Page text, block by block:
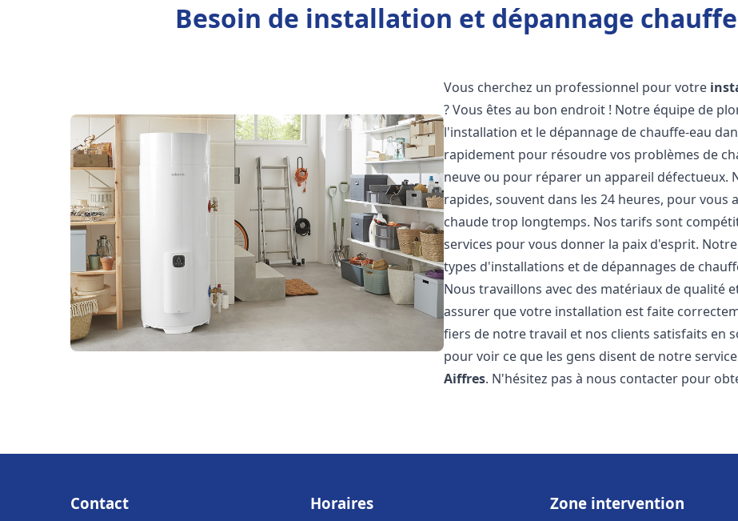
Besoin de installation et dépannage
Vous cherchez un professionnel pour votre
? Vous êtes au bon endroit ! Notre équipe de
l'installation et le dépannage de chauffe-eau
rapidement pour résoudre vos problèmes de
neuve ou pour réparer un appareil défectueux.
rapides, souvent dans les 24 heures, pour vous
chaude trop longtemps. Nos tarifs sont
services pour vous donner la paix d'esprit.
types d'installations et de dépannages de
Nous travaillons avec des matériaux de qualité
assurer que votre installation est faite
fiers de notre travail et nos clients satisfaits en
pour voir ce que les gens disent de notre
Aiffres. N'hésitez pas à nous contacter pour
Contact Horaires Zone intervention